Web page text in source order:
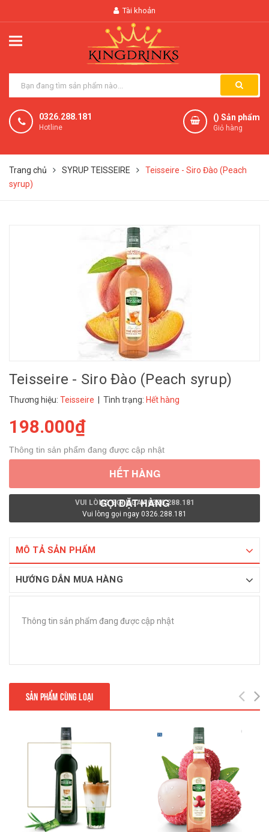
Tài khoản
0326.288.181
Hotline
() Sản phẩm
Giỏ hàng
Trang chủ SYRUP TEISSEIRE
Teisseire - Siro Đào (Peach
syrup)
Teisseire - Siro Đào (Peach syrup)
Thương hiệu: Teisseire | Tình trạng: Hết hàng
198.000₫
Thông tin sản phẩm đang được cập nhật
HẾT HÀNG
VUI LÒNG GỌI NGAY 0326.288.181
GỌI ĐẶT HÀNG
Vui lòng gọi ngay 0326.288.181
MÔ TẢ SẢN PHẨM
HƯỚNG DẪN MUA HÀNG
Thông tin sản phẩm đang được cập nhật
SẢN PHẨM CÙNG LOẠI